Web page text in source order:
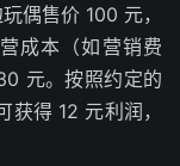
偶售价 100 元，
成本（如营销费
元。按照约定的
得 12 元利润，